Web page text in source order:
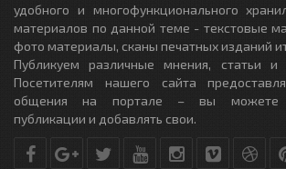
удобного и многофункционального
материалов по данной теме - текстовые
фото материалы, сканы печатных изданий
Публикуем различные мнения, статьи и
Посетителям нашего сайта
общения на портале – вы можете
публикации и добавлять свои.